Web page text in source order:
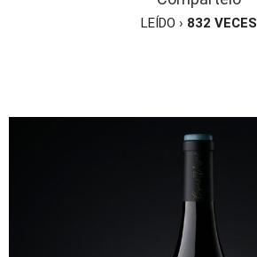
LEÍDO › 832 VECES